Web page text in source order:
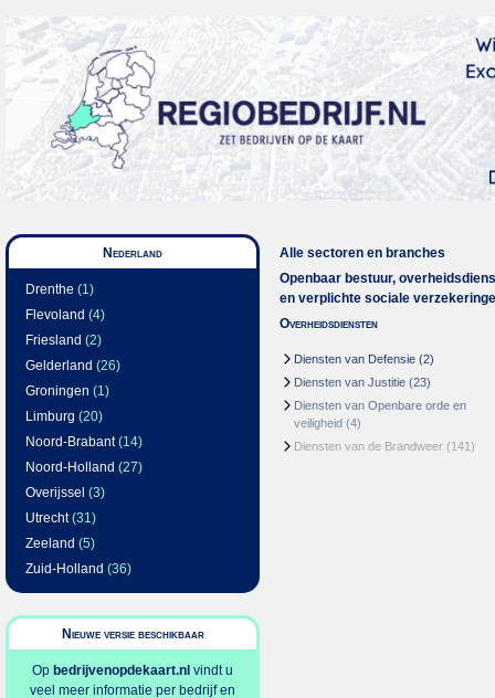
Nederland
Drenthe (1)
Flevoland (4)
Friesland (2)
Gelderland (26)
Groningen (1)
Limburg (20)
Noord-Brabant(14)
Noord-Holland (27)
Overijssel (3)
Utrecht(31)
Zeeland (5)
Zuid-Holland (36)
Nieuwe versie beschikbaar
Op bedrijvenopdekaart.nl vindt u
veel meer informatie per bedrijf en
Alle sectoren en branches
Openbaar bestuur,
en verplichte sociale
Overheidsdiensten
Diensten van Defensie (2)
Diensten van Justitie (23)
Diensten van Openbare orde en
veiligheid (4)
Diensten van de Brandweer (141)